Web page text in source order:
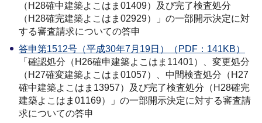
（H28確中建築よこはま01409）及び完了検査処分
（H28確完建築よこはま02929）」の一部開示決定に対
する審査請求についての答申
答申第1512号（平成30年7月19日）（PDF：141KB）
「確認処分（H26確申建築よこはま11401）、変更処分
（H27確変建築よこはま01057）、中間検査処分（H27
確中建築よこはま13957）及び完了検査処分（H28確完
建築よこはま01169）」の一部開示決定に対する審査請
求についての答申